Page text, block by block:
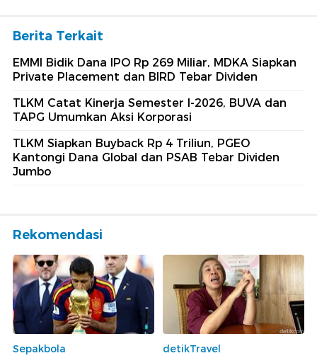
Berita Terkait
EMMI Bidik Dana IPO Rp 269 Miliar, MDKA Siapkan
Private Placement dan BIRD Tebar Dividen
TLKM Catat Kinerja Semester I-2026, BUVA dan
TAPG Umumkan Aksi Korporasi
TLKM Siapkan Buyback Rp 4 Triliun, PGEO
Kantongi Dana Global dan PSAB Tebar Dividen
Jumbo
Rekomendasi
Sepakbola
detikTravel